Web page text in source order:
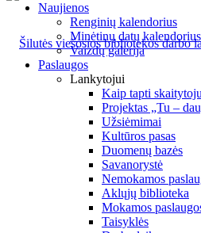
Naujienos
Renginių kalendorius
Minėtinų datų kalendorius
Vaizdų galerija
Paslaugos
Lankytojui
Kaip tapti skaitytoju
Projektas „Tu –
Užsiėmimai
Kultūros pasas
Duomenų bazės
Savanorystė
Nemokamos
Aklųjų biblioteka
Mokamos
Taisyklės